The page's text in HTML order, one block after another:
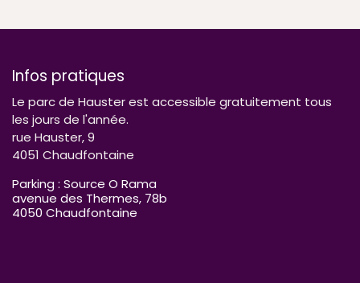
Infos pratiques
Le parc de Hauster est accessible gratuitement tous
les jours de l'année.
rue Hauster, 9
4051 Chaudfontaine
Parking : Source O Rama
avenue des Thermes, 78b
4050 Chaudfontaine